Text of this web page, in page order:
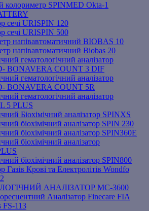
колориметр SPINMED Okta-1
сечі URISPIN 120
сечі URISPIN 500
напівавтоматичний BIOBAS 10
напівавтоматичний Biobas 20
гематологічний аналізатор
BONAVERA COUNT 3 DIF
гематологічний аналізатор
BONAVERA COUNT 5R
гематологічний аналізатор
5 PLUS
Біохімічний аналізатор SPINXS
біохімічний аналізатор SPIN 230
біохімічний аналізатор SPIN360E
біохімічний аналізатор
біохімічний аналізатор SPIN800
Газів Крові та Електролітів Wondfo
АНАЛІЗАТОР MC-3600
Аналізатор Finecare FIA
FS-113